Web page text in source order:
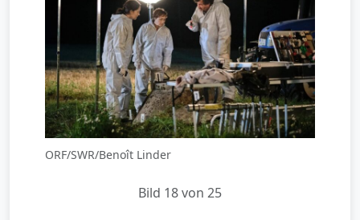
ORF/SWR/Benoît Linder
Bild 18 von 25